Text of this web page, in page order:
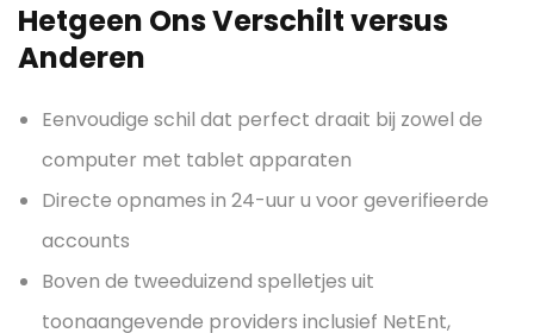
Hetgeen Ons Verschilt versus
Anderen
Eenvoudige schil dat perfect draait bij zowel de
computer met tablet apparaten
Directe opnames in 24-uur u voor geverifieerde
accounts
Boven de tweeduizend spelletjes uit
toonaangevende providers inclusief NetEnt,